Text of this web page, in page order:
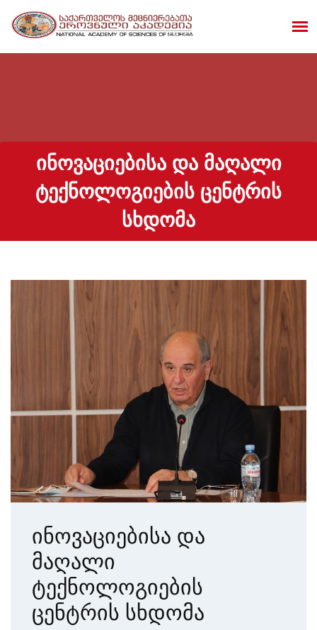
ᲘᲜᲝᲕᲐᲪᲘᲔᲑᲘᲡᲐ ᲓᲐ ᲛᲐᲦᲐᲚᲘ
ᲢᲔᲥᲜᲝᲚᲝᲒᲘᲔᲑᲘᲡ ᲪᲔᲜᲢᲠᲘᲡ
ᲡᲮᲓᲝᲛᲐ
ინოვაციებისა და
მაღალი
ტექნოლოგიების
ცენტრის სხდომა